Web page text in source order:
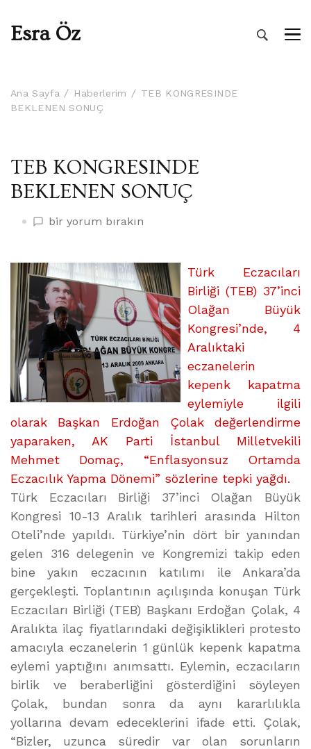
Esra Öz
Ana Sayfa Haberlerim
TEB KONGRESINDE
BEKLENEN SONUÇ
TEB KONGRESINDE
BEKLENEN SONUÇ
TEB
SONUÇ
üzerine
bir yorum bırakın
Türk Eczacıları
Birliği (TEB) 37’inci
Olağan Büyük
Kongresi’nde, 4
Aralıktaki
eczanelerin
kepenk kapatma
eylemiyle ilgili
olarak Başkan Erdoğan Çolak değerlendirme
yaparaken, AK Parti İstanbul Milletvekili
Mehmet Domaç, “Enflasyonsuz Ortamda
Eczacılık Yapma Dönemi” sözlerine tepki yağdı.
Türk Eczacıları Birliği 37’inci Olağan Büyük
Kongresi 10-13 Aralık tarihleri arasında Hilton
Oteli’nde yapıldı. Türkiye’nin dört bir yanından
gelen 316 delegenin ve Kongremizi takip eden
bine yakın eczacının katılımı ile Ankara’da
gerçekleşti. Toplantının açılışında konuşan Türk
Eczacıları Birliği (TEB) Başkanı Erdoğan Çolak, 4
Aralıkta ilaç fiyatlarındaki değişiklikleri protesto
amacıyla eczanelerin 1 günlük kepenk kapatma
eylemi yaptığını anımsattı. Eylemin, eczacıların
birlik ve beraberliğini gösterdiğini söyleyen
Çolak, bundan sonra da aynı kararlılıkla
yollarına devam edeceklerini ifade etti. Çolak,
“Bizler, uzunca süredir var olan sorunların